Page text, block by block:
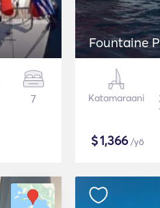
7
Fountaine
Katamaraani
$1,366/yö